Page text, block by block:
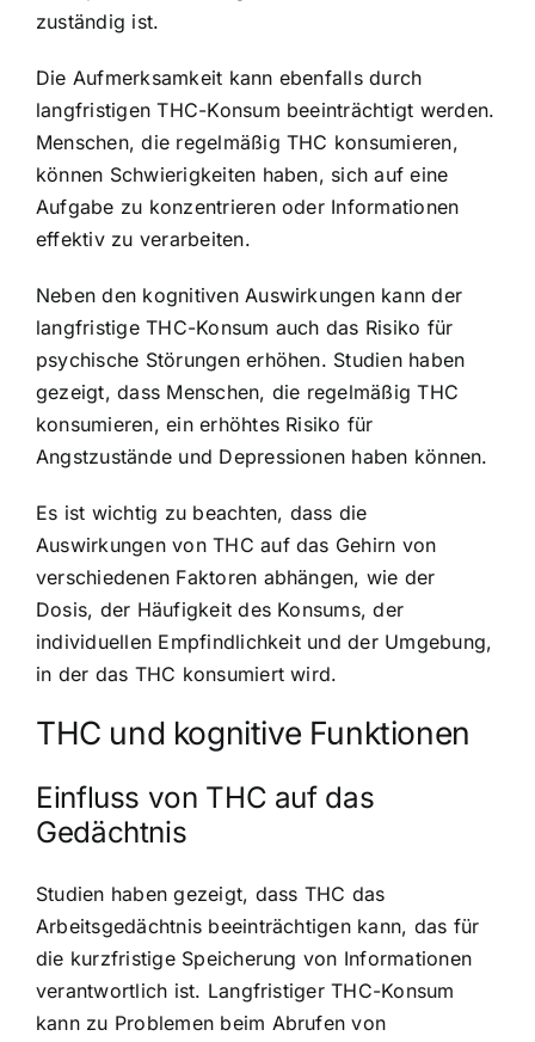
zuständig ist.
Die Aufmerksamkeit kann ebenfalls durch
langfristigen THC-Konsum beeinträchtigt werden.
Menschen, die regelmäßig THC konsumieren,
können Schwierigkeiten haben, sich auf eine
Aufgabe zu konzentrieren oder Informationen
effektiv zu verarbeiten.
Neben den kognitiven Auswirkungen kann der
langfristige THC-Konsum auch das Risiko für
psychische Störungen erhöhen. Studien haben
gezeigt, dass Menschen, die regelmäßig THC
konsumieren, ein erhöhtes Risiko für
Angstzustände und Depressionen haben können.
Es ist wichtig zu beachten, dass die
Auswirkungen von THC auf das Gehirn von
verschiedenen Faktoren abhängen, wie der
Dosis, der Häufigkeit des Konsums, der
individuellen Empfindlichkeit und der Umgebung,
in der das THC konsumiert wird.
THC und kognitive Funktionen
Einfluss von THC auf das
Gedächtnis
Studien haben gezeigt, dass THC das
Arbeitsgedächtnis beeinträchtigen kann, das für
die kurzfristige Speicherung von Informationen
verantwortlich ist. Langfristiger THC-Konsum
kann zu Problemen beim Abrufen von